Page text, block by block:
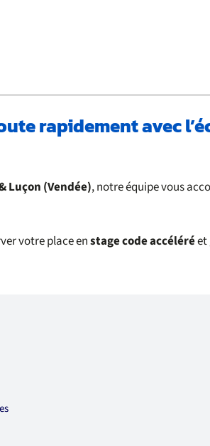
rapidement avec
Luçon (Vendée), notre équipe vous
votre place enstage code accéléréet